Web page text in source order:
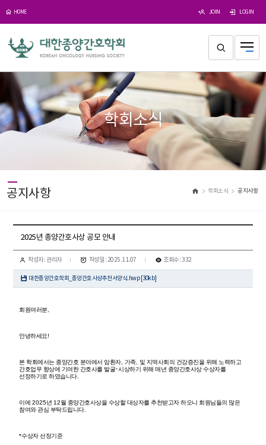
HOME JOIN LOGIN
학회소식
공지사항 학회소식 공지사항
2025년 종양간호사상 공모 안내
작성자 : 관리자 작성일 : 2025.11.07 조회수 : 332
대한종양간호학회_종양간호사상추천서양식.hwp [30kb]
회원여러분,
안녕하세요!
본 학회에서는 종양간호 분야에서 암환자, 가족,
및 지역사회의 건강증진을 위해 노력하고
간호업무 향상에 기여한 간호사를 발굴･시상하기 위해 매년 종양간호사상 수상자를
선정하기로 하였습니다.
이에 2025년 12월 종양간호사상을 수상할 대상자를 추천받고자 하오니 회원님들의 많은
참여와 관심 부탁드립니다.
*수상자 선정기준